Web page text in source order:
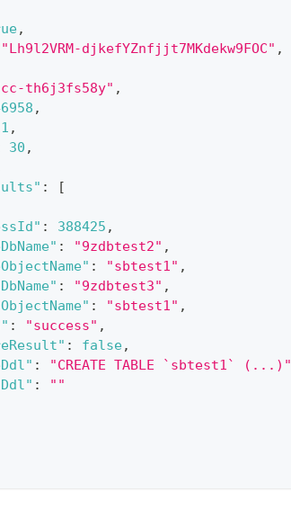
,
"Lh9l2VRM-djkefYZnfjjt7MKdekw9FOC" ,
th6j3fs58y" ,
,
1 ,
30 ,
:
[
: 388425 ,
: "9zdbtest2" ,
: "sbtest1" ,
: "9zdbtest3" ,
: "sbtest1" ,
: "success" ,
: false,
: "CREATE TABLE `sbtest1` (...)"
:
""